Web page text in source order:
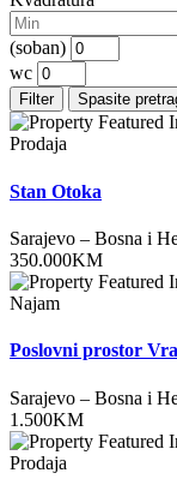
(soban)
wc
Filter Spasite
Prodaja
Stan Otoka
Sarajevo – Bosna i
350.000KM
Najam
Poslovni prostor
Sarajevo – Bosna i
1.500KM
Prodaja